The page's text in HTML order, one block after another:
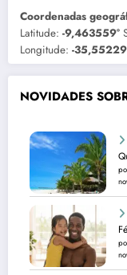
Coordenadas
Latitude: -9,463559°
Longitude: -
NOVIDADES